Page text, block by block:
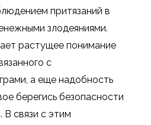
притязаний в
злодеяниями.
растущее понимание
с
а еще надобность
берегись безопасности
В связи с этим